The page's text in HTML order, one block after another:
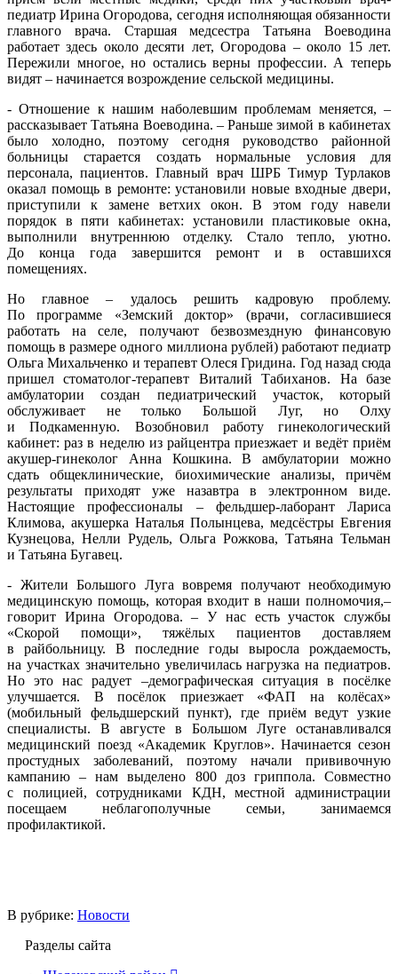
педиатр Ирина Огородова, сегодня исполняющая обязанности
главного врача. Старшая медсестра Татьяна Воеводина
работает здесь около десяти лет, Огородова – около 15 лет.
Пережили многое, но остались верны профессии. А теперь
видят – начинается возрождение сельской медицины.
- Отношение к нашим наболевшим проблемам меняется, –
рассказывает Татьяна Воеводина. – Раньше зимой в кабинетах
было холодно, поэтому сегодня руководство районной
больницы старается создать нормальные условия для
персонала, пациентов. Главный врач ШРБ Тимур Турлаков
оказал помощь в ремонте: установили новые входные двери,
приступили к замене ветхих окон. В этом году навели
порядок в пяти кабинетах: установили пластиковые окна,
выполнили внутреннюю отделку. Стало тепло, уютно.
До конца года завершится ремонт и в оставшихся
помещениях.
Но главное – удалось решить кадровую проблему.
По программе «Земский доктор» (врачи, согласившиеся
работать на селе, получают безвозмездную финансовую
помощь в размере одного миллиона рублей) работают педиатр
Ольга Михальченко и терапевт Олеся Гридина. Год назад сюда
пришел стоматолог-терапевт Виталий Табиханов. На базе
амбулатории создан педиатрический участок, который
обслуживает не только Большой Луг, но Олху
и Подкаменную. Возобновил работу гинекологический
кабинет: раз в неделю из райцентра приезжает и ведёт приём
акушер-гинеколог Анна Кошкина. В амбулатории можно
сдать общеклинические, биохимические анализы, причём
результаты приходят уже назавтра в электронном виде.
Настоящие профессионалы – фельдшер-лаборант Лариса
Климова, акушерка Наталья Полынцева, медсёстры Евгения
Кузнецова, Нелли Рудель, Ольга Рожкова, Татьяна Тельман
и Татьяна Бугавец.
- Жители Большого Луга вовремя получают необходимую
медицинскую помощь, которая входит в наши полномочия,–
говорит Ирина Огородова. – У нас есть участок службы
«Скорой помощи», тяжёлых пациентов доставляем
в райбольницу. В последние годы выросла рождаемость,
на участках значительно увеличилась нагрузка на педиатров.
Но это нас радует –демографическая ситуация в посёлке
улучшается. В посёлок приезжает «ФАП на колёсах»
(мобильный фельдшерский пункт), где приём ведут узкие
специалисты. В августе в Большом Луге останавливался
медицинский поезд «Академик Круглов». Начинается сезон
простудных заболеваний, поэтому начали прививочную
кампанию – нам выделено 800 доз гриппола. Совместно
с полицией, сотрудниками КДН, местной администрации
посещаем неблагополучные семьи, занимаемся
профилактикой.
В рубрике: Новости
Разделы сайта